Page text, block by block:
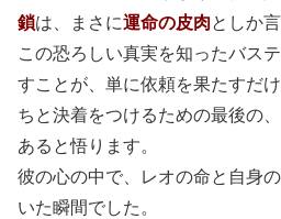
鎖は、まさに運命の皮肉 としか
この恐ろしい真実を知ったバス
すことが、単に依頼を果たすだ
ちと決着をつけるための最後の
あると悟ります。
彼の心の中で、レオの命と自身
いた瞬間でした。